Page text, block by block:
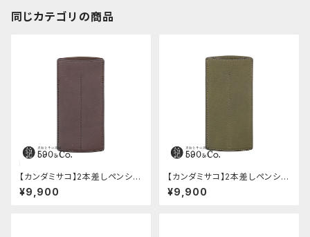
同じカテゴリの商品
【カンダミサコ】2本差しペンシー
ス・ミネルバボックス (カスター
ニョ)
¥9,900
【カンダミサコ】2本差しペンシー
ス・ミネルバボックス (オリーバ)
¥9,900